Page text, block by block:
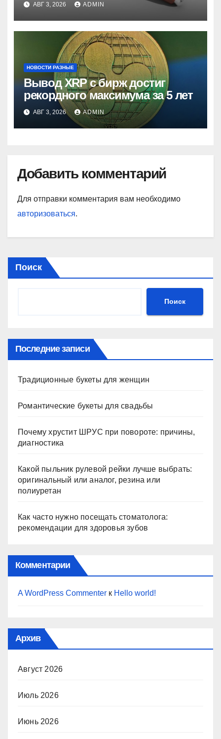
АВГ 3, 2026 ADMIN
НОВОСТИ РАЗНЫЕ
Вывод XRP с бирж достиг
рекордного максимума за 5 лет
АВГ 3, 2026 ADMIN
Добавить комментарий
Для отправки комментария вам необходимо
авторизоваться.
Поиск
Поиск
Последние записи
Традиционные букеты для женщин
Романтические букеты для свадьбы
Почему хрустит ШРУС при повороте: причины,
диагностика
Какой пыльник рулевой рейки лучше выбрать:
оригинальный или аналог, резина или
полиуретан
Как часто нужно посещать стоматолога:
рекомендации для здоровья зубов
Комментарии
A WordPress Commenter к Hello world!
Архив
Август 2026
Июль 2026
Июнь 2026